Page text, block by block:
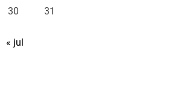
30
31
« jul